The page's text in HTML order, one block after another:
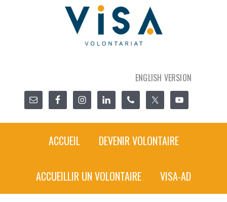
ENGLISH VERSION
ACCUEIL DEVENIR VOLONTAIRE
ACCUEILLIR UN VOLONTAIRE VISA-AD